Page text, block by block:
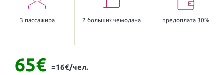
3 пассажира 2 больших чемодана предоплата 30%
65€ ≈16€/чел.